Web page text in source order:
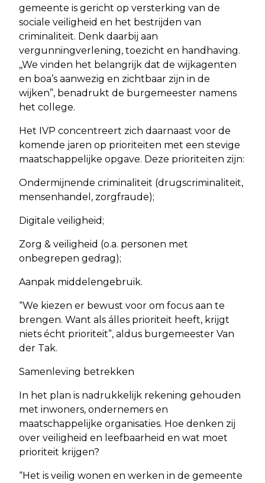
gemeente is gericht op versterking van de
sociale veiligheid en het bestrijden van
criminaliteit. Denk daarbij aan
vergunningverlening, toezicht en handhaving.
,,We vinden het belangrijk dat de wijkagenten
en boa’s aanwezig en zichtbaar zijn in de
wijken”, benadrukt de burgemeester namens
het college.
Het IVP concentreert zich daarnaast voor de
komende jaren op prioriteiten met een stevige
maatschappelijke opgave. Deze prioriteiten zijn:
Ondermijnende criminaliteit (drugscriminaliteit,
mensenhandel, zorgfraude);
Digitale veiligheid;
Zorg & veiligheid (o.a. personen met
onbegrepen gedrag);
Aanpak middelengebruik.
“We kiezen er bewust voor om focus aan te
brengen. Want als álles prioriteit heeft, krijgt
niets écht prioriteit”, aldus burgemeester Van
der Tak.
Samenleving betrekken
In het plan is nadrukkelijk rekening gehouden
met inwoners, ondernemers en
maatschappelijke organisaties. Hoe denken zij
over veiligheid en leefbaarheid en wat moet
prioriteit krijgen?
“Het is veilig wonen en werken in de gemeente